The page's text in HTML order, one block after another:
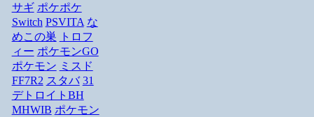
サギ ポケポケ
Switch PSVITA な
めこの巣
トロフ
ィー ポケモンGO
ポケモン ミスド
FF7R2 スタバ 31
デトロイトBH
MHWIB ポケモン